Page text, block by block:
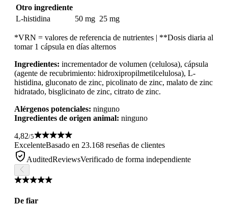
Otro ingrediente
L-histidina
50 mg 25 mg
*VRN = valores de referencia de nutrientes | **Dosis diaria al
tomar 1 cápsula en días alternos
Ingredientes: incrementador de volumen (celulosa), cápsula
(agente de recubrimiento: hidroxipropilmetilcelulosa), L-
histidina, gluconato de zinc, picolinato de zinc, malato de zinc
hidratado, bisglicinato de zinc, citrato de zinc.
Alérgenos potenciales: ninguno
Ingredientes de origen animal: ninguno
4,82/5
ExcelenteBasado en 23.168 reseñas de clientes
AuditedReviewsVerificado de forma independiente
De fiar